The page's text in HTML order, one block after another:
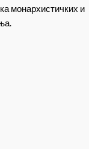
монархистичких и